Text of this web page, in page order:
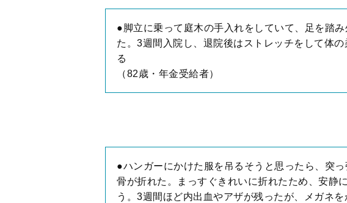
●脚立に乗って庭木の手入れをしていて、足を踏
た。3週間入院し、退院後はストレッチをして体
る
（82歳・年金受給者）
●ハンガーにかけた服を吊るそうと思ったら、突
骨が折れた。まっすぐきれいに折れたため、安静
う。3週間ほど内出血やアザが残ったが、メガネ